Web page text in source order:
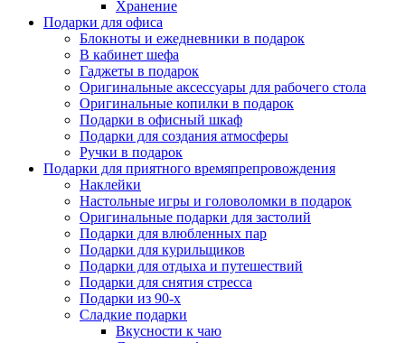
Хранение
Подарки для офиса
Блокноты и ежедневники в подарок
В кабинет шефа
Гаджеты в подарок
Оригинальные аксессуары для рабочего стола
Оригинальные копилки в подарок
Подарки в офисный шкаф
Подарки для создания атмосферы
Ручки в подарок
Подарки для приятного времяпрепровождения
Наклейки
Настольные игры и головоломки в подарок
Оригинальные подарки для застолий
Подарки для влюбленных пар
Подарки для курильщиков
Подарки для отдыха и путешествий
Подарки для снятия стресса
Подарки из 90-х
Сладкие подарки
Вкусности к чаю